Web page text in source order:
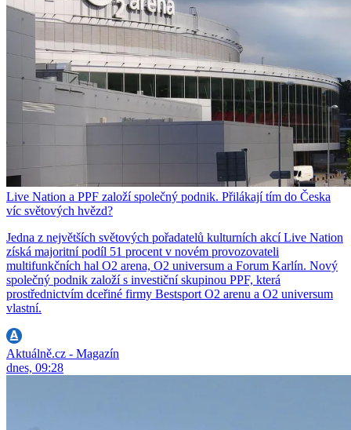
Live Nation a PPF založí společný podnik. Přilákají tím do Česka
víc světových hvězd?
Jedna z největších světových pořadatelů kulturních akcí Live Nation
získá majoritní podíl 51 procent v novém provozovateli
multifunkčních hal O2 arena, O2 universum a Forum Karlín. Nový
společný podnik založí s investiční skupinou PPF, která
prostřednictvím dceřiné firmy Bestsport O2 arenu a O2 universum
vlastní.
Aktuálně.cz - Magazín
dnes, 09:28